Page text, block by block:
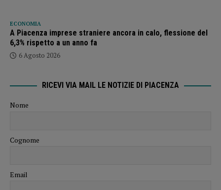
ECONOMIA
A Piacenza imprese straniere ancora in calo, flessione del
6,3% rispetto a un anno fa
6 Agosto 2026
RICEVI VIA MAIL LE NOTIZIE DI PIACENZA
Nome
Cognome
Email